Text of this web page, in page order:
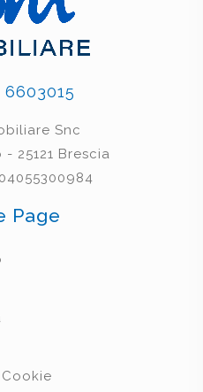
6603015
Snc
25121 Brescia
Page